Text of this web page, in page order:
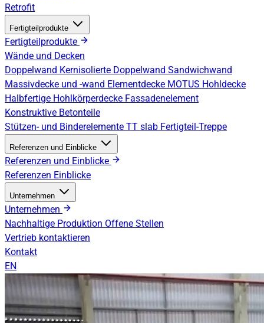
Retrofit
Fertigteilprodukte
Fertigteilprodukte
Wände und Decken
Doppelwand Kernisolierte Doppelwand Sandwichwand
Massivdecke und -wand Elementdecke MOTUS Hohldecke
Halbfertige Hohlkörperdecke Fassadenelement
Konstruktive Betonteile
Stützen- und Binderelemente TT slab Fertigteil-Treppe
Referenzen und Einblicke
Referenzen und Einblicke
Referenzen Einblicke
Unternehmen
Unternehmen
Nachhaltige Produktion Offene Stellen
Vertrieb kontaktieren
Kontakt
EN